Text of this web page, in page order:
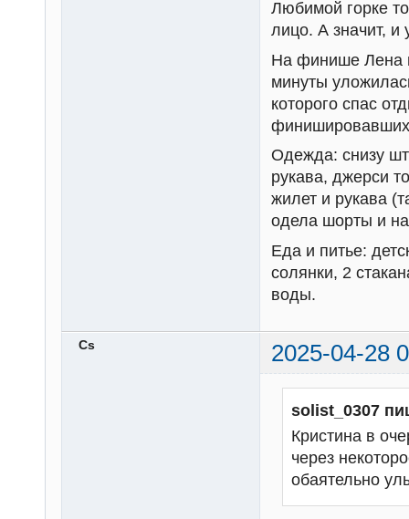
Любимой горке
лицо. А значит, и
На финише Лена
минуты
которого спас
Одежда: снизу
рукава, джерси
жилет и рукава
одела шорты и
Еда и питье:
солянки, 2
воды.
Cs 2025-04-28
solist_0307
Кристина в
через
обаятельно